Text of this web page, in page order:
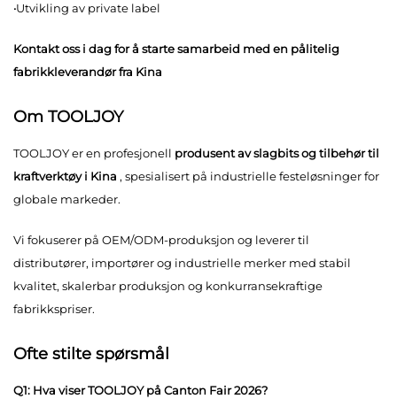
·Utvikling av private label
Kontakt ossi dag for å starte samarbeid med en pålitelig
fabrikkleverandør fra Kina
Om TOOLJOY
TOOLJOY er en profesjonell produsent av slagbits og tilbehør til
kraftverktøy i Kina , spesialisert på industrielle festeløsninger for
globale markeder.
Vi fokuserer på OEM/ODM-produksjon og leverer til
distributører, importører og industrielle merker med stabil
kvalitet, skalerbar produksjon og konkurransekraftige
fabrikkspriser.
Ofte stilte spørsmål
Q1: Hva viser TOOLJOY på Canton Fair 2026?